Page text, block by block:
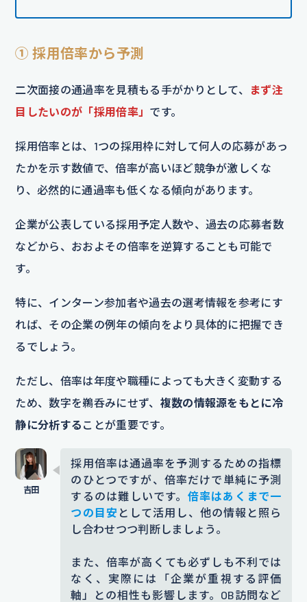
① 採用倍率から予測
二次面接の通過率を見積もる手がかりとして、
まず注
目したいのが「採用倍率」 です。
採用倍率とは、1つの採用枠に対して何人の応募があっ
たかを示す数値で、倍率が高いほど競争が激しくな
り、必然的に通過率も低くなる傾向があります。
企業が公表している採用予定人数や、過去の応募者数
などから、おおよその倍率を逆算することも可能で
す。
特に、インターン参加者や過去の選考情報を参考にす
れば、その企業の例年の傾向をより具体的に把握でき
るでしょう。
ただし、倍率は年度や職種によっても大きく変動する
ため、数字を鵜呑みにせず、 複数の情報源をもとに冷
静に分析する ことが重要です。
採用倍率は通過率を予測するための指標
のひとつですが、倍率だけで単純に予測
するのは難しいです。 倍率はあくまで一
つの目安 として活用し、他の情報と照ら
し合わせつつ判断しましょう。
また、倍率が高くても必ずしも不利では
なく、実際には「企業が重視する評価
軸」との相性も影響します。OB訪問など